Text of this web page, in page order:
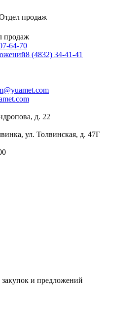
продаж
продаж
64-70
8 (4832) 34-41-41
д. 22
ул. Толвинская, д. 47Г
закупок и предложений